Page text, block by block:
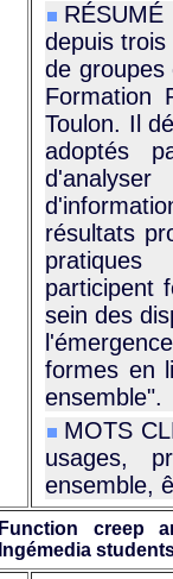
depuis
de groupes
Formation
Toulon. Il
adoptés
résultats
pratiques
participent
sein des
formes en
ensemble".
MOTS
usages,
ensemble,
Function creep
Ingémedia